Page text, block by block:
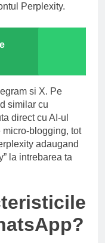
Perplexity.
si X. Pe
similar cu
direct cu AI-ul
micro-blogging, tot
adaugand
la intrebarea ta